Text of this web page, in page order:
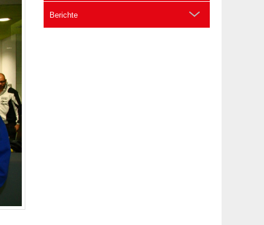
Berichte